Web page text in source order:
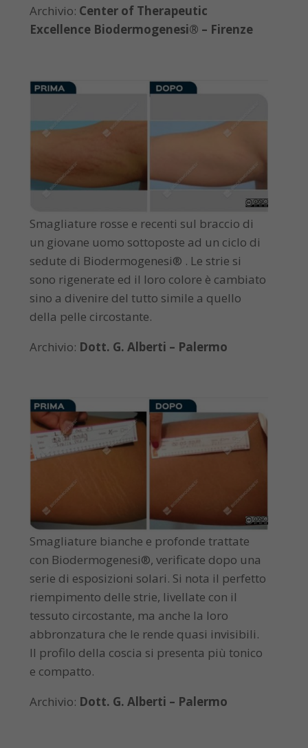
Archivio: Center of Therapeutic
Excellence Biodermogenesi® – Firenze
Smagliature rosse e recenti sul braccio di
un giovane uomo sottoposte ad un ciclo di
sedute di Biodermogenesi® . Le strie si
sono rigenerate ed il loro colore è cambiato
sino a divenire del tutto simile a quello
della pelle circostante.
Archivio: Dott. G. Alberti – Palermo
Smagliature bianche e profonde trattate
con Biodermogenesi®, verificate dopo una
serie di esposizioni solari. Si nota il perfetto
riempimento delle strie, livellate con il
tessuto circostante, ma anche la loro
abbronzatura che le rende quasi invisibili.
Il profilo della coscia si presenta più tonico
e compatto.
Archivio: Dott. G. Alberti – Palermo